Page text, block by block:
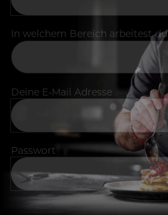
In welchem Bereich arbeitest du
Deine E-Mail Adresse
Passwort